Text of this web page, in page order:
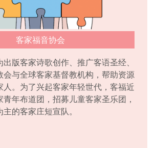
客家福音协会
版客家诗歌创作、推广客语圣经、
会与全球客家基督教机构，帮助资源
人。为了兴起客家年轻世代，客福近
年布道团，招募儿童客家圣乐团，
的客家庄短宣队。